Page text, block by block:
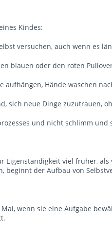
Kindes:
versuchen, auch wenn es
blauen oder den roten
aufhängen, Hände waschen
sich neue Dinge zuzutrauen,
und nicht schlimm
Eigenständigkeit viel früher,
beginnt der Aufbau von
wenn sie eine Aufgabe